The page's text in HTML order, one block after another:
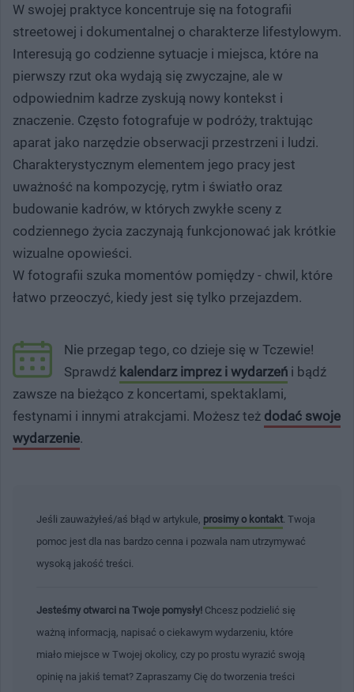
W swojej praktyce koncentruje się na fotografii
streetowej i dokumentalnej o charakterze lifestylowym.
Interesują go codzienne sytuacje i miejsca, które na
pierwszy rzut oka wydają się zwyczajne, ale w
odpowiednim kadrze zyskują nowy kontekst i
znaczenie. Często fotografuje w podróży, traktując
aparat jako narzędzie obserwacji przestrzeni i ludzi.
Charakterystycznym elementem jego pracy jest
uważność na kompozycję, rytm i światło oraz
budowanie kadrów, w których zwykłe sceny z
codziennego życia zaczynają funkcjonować jak krótkie
wizualne opowieści.
W fotografii szuka momentów pomiędzy - chwil, które
łatwo przeoczyć, kiedy jest się tylko przejazdem.
Nie przegap tego, co dzieje się w Tczewie!
Sprawdź kalendarz imprez i wydarzeń i bądź
zawsze na bieżąco z koncertami, spektaklami,
festynami i innymi atrakcjami. Możesz też dodać swoje
wydarzenie.
Jeśli zauważyłeś/aś błąd w artykule, prosimy o kontakt . Twoja
pomoc jest dla nas bardzo cenna i pozwala nam utrzymywać
wysoką jakość treści.
Jesteśmy otwarci na Twoje pomysły! Chcesz podzielić się
ważną informacją, napisać o ciekawym wydarzeniu, które
miało miejsce w Twojej okolicy, czy po prostu wyrazić swoją
opinię na jakiś temat? Zapraszamy Cię do tworzenia treści